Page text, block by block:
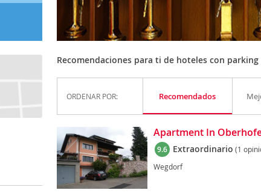
Recomendaciones para ti de hoteles con
ORDENAR POR: Recomendados
Apartment In
9.6 Extraordinario (1
Wegdorf